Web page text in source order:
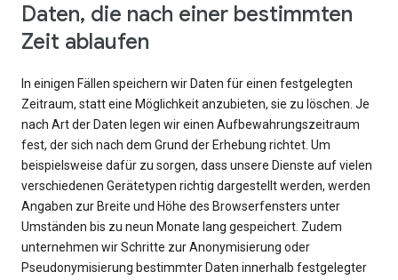
Daten, die nach einer bestimmten
Zeit ablaufen
In einigen Fällen speichern wir Daten für einen festgelegten
Zeitraum, statt eine Möglichkeit anzubieten, sie zu löschen. Je
nach Art der Daten legen wir einen Aufbewahrungszeitraum
fest, der sich nach dem Grund der Erhebung richtet. Um
beispielsweise dafür zu sorgen, dass unsere Dienste auf vielen
verschiedenen Gerätetypen richtig dargestellt werden, werden
Angaben zur Breite und Höhe des Browserfensters unter
Umständen bis zu neun Monate lang gespeichert. Zudem
unternehmen wir Schritte zur Anonymisierung oder
Pseudonymisierung bestimmter Daten innerhalb festgelegter